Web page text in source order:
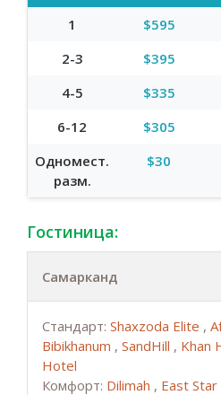
1 $595
2-3
$395
4-5
$335
6-12
$305
Одномест.
разм.
$30
Гостиница:
Самарканд
Стандарт: Shaxzoda Elite ,
Bibikhanum , SandHill , Khan
Hotel
Комфорт: Dilimah , East Star